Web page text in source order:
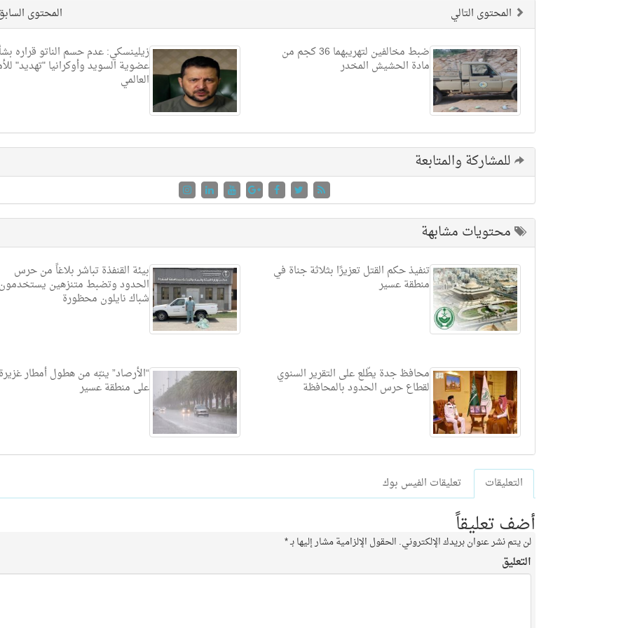
المحتوى المحتوى التالي
زيلينسكي: عدم حسم الناتو قراره
عضوية السويد وأوكرانيا "تهديد"
العالمي
ضبط مخالفين لتهريبهما 36 كجم من
مادة الحشيش المخدر
للمشاركة والمتابعة
محتويات مشابهة
بيئة القنفذة تباشر بلاغاً من حرس
الحدود وتضبط متنزهين يستخدمون
شباك نايلون محظورة
تنفيذ حكم القتل تعزيرًا بثلاثة جناة في
منطقة عسير
“الأرصاد” ينبّه من هطول أمطار غزيرة
على منطقة عسير
محافظ جدة يطّلع على التقرير السنوي
لقطاع حرس الحدود بالمحافظة
التعليقات تعليقات الفيس بوك
أضف تعليقاً
لن يتم نشر عنوان بريدك الإلكتروني. الحقول الإلزامية مشار إليها بـ*
التعليق